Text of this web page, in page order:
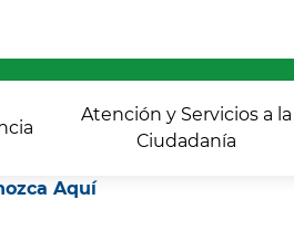
Atención y Servicios a la
Ciudadanía
Aquí